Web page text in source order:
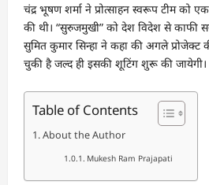
चंद्र भूषण शर्मा ने प्रोत्साहन स्वरूप टीम को
की थी। “सुरुजमुखी” को देश विदेश से काफी
सुमित कुमार सिन्हा ने कहा की अगले प्रोजेक्ट
चुकी है जल्द ही इसकी शूटिंग शुरू की जायेगी।
Table of Contents
About the Author
Mukesh Ram Prajapati